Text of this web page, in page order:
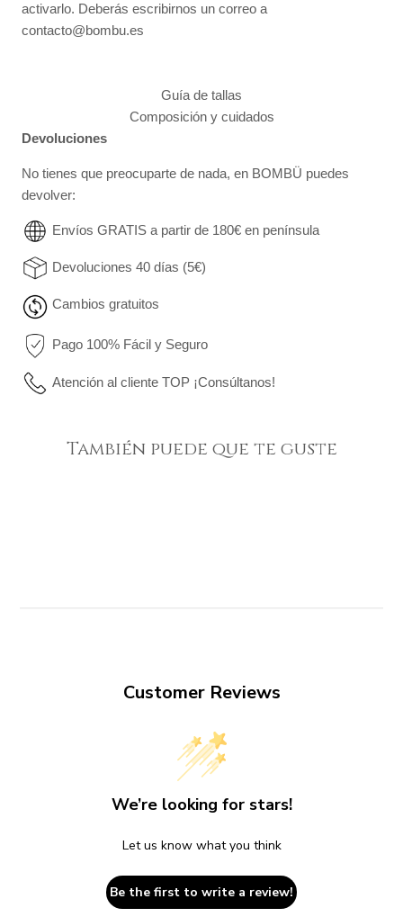
activarlo. Deberás escribirnos un correo a
contacto@bombu.es
Guía de tallas
Composición y cuidados
Devoluciones
No tienes que preocuparte de nada, en BOMBÜ puedes
devolver:
Envíos GRATIS a partir de 180€ en península
Devoluciones 40 días (5€)
Cambios gratuitos
Pago 100% Fácil y Seguro
Atención al cliente TOP ¡Consúltanos!
También puede que te guste
Customer Reviews
We’re looking for stars!
Let us know what you think
Be the first to write a review!